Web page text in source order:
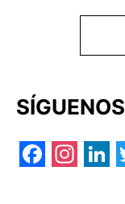
SÍGUENOS